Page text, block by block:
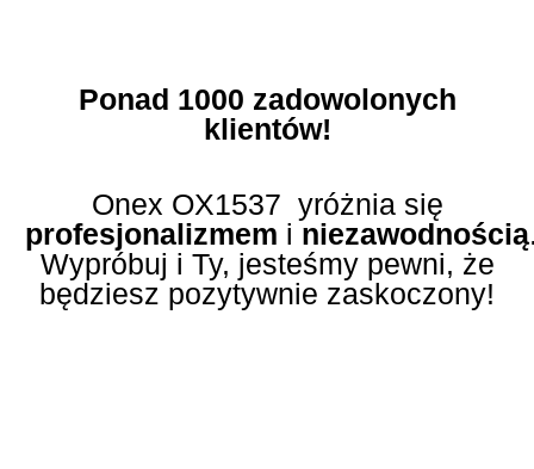
Ponad 1000 zadowolonych
klientów!
Onex OX1537 yróżnia się
profesjonalizmem i niezawodnością
Wypróbuj i Ty, jesteśmy pewni, że
będziesz pozytywnie zaskoczony!